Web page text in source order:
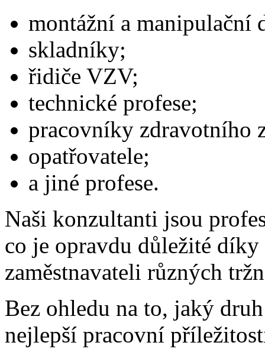
montážní a manipulační
skladníky;
řidiče VZV;
technické profese;
pracovníky zdravotního
opatřovatele;
a jiné profese.
Naši konzultanti jsou
co je opravdu důležité
zaměstnavateli různých
Bez ohledu na to, jaký
nejlepší pracovní